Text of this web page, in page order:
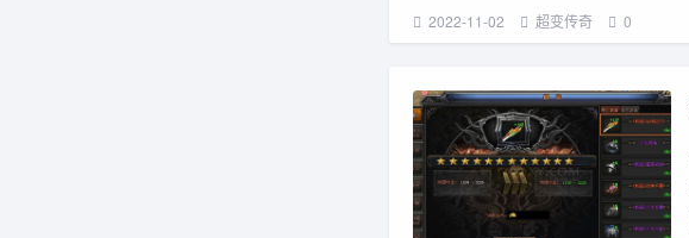
2022-11-02 超变传奇 0